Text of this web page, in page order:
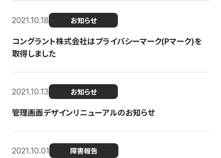
2021.10.18 お知らせ
コングラント株式会社はプライバシーマーク(Pマーク)を
取得しました
2021.10.13 お知らせ
管理画面デザインリニューアルのお知らせ
2021.10.01 障害報告